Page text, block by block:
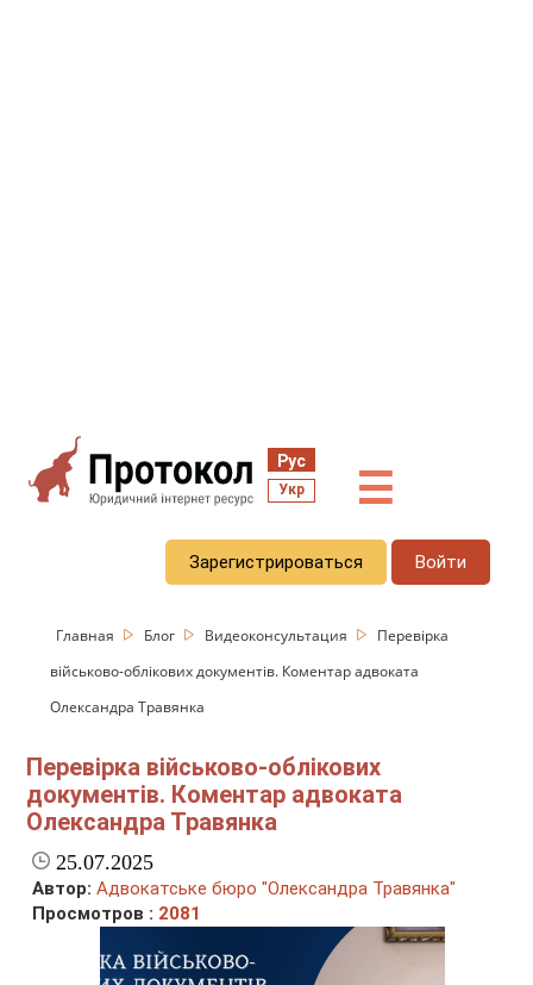
Рус
Укр ☰
Зарегистрироваться Войти
Главная Блог Видеоконсультация
Перевірка
військово-облікових документів. Коментар адвоката
Олександра Травянка
Перевірка військово-облікових
документів. Коментар адвоката
Олександра Травянка
25.07.2025
Автор: Адвокатське бюро "Олександра Травянка"
Просмотров : 2081